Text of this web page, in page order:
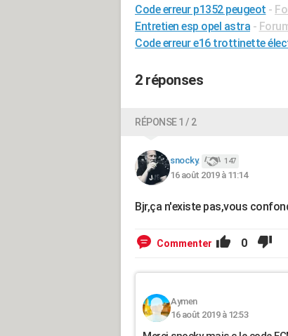
Code erreur p1352 peugeot -
Entretien esp opel astra -
Code erreur e16 trottinette
2 réponses
RÉPONSE 1 / 2
snocky. 147
16 août 2019 à 11:14
Bjr,ça n'existe pas,vous
Commenter 0
Aymen
16 août 2019 à 12:53